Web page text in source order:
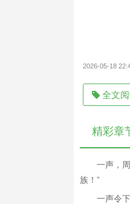
2026-05-18
全文
精彩章
一声，
族！”
一声令